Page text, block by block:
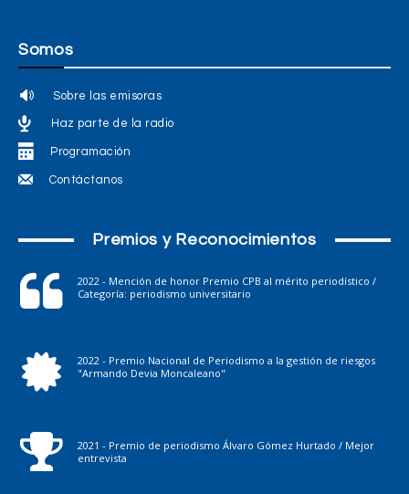
Somos
Sobre las emisoras
Haz parte de la radio
Programación
Contáctanos
Premios y Reconocimientos
2022 - Mención de honor Premio CPB al mérito periodístico /
Categoría: periodismo universitario
2022 - Premio Nacional de Periodismo a la gestión de riesgos
"Armando Devia Moncaleano"
2021 - Premio de periodismo Álvaro Gómez Hurtado / Mejor
entrevista